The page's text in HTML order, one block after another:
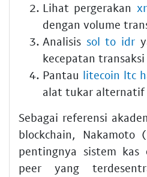
Lihat pergerakan
dengan volume
Analisis sol to idr
kecepatan
Pantau litecoin ltc
alat tukar alternatif
Sebagai referensi
blockchain, Nakamoto
pentingnya sistem
peer yang